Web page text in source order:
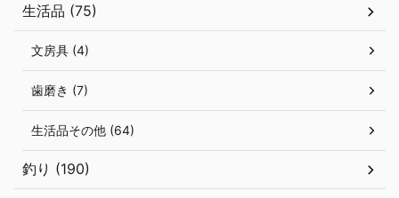
生活品 (75)
文房具 (4)
歯磨き (7)
生活品その他 (64)
釣り (190)